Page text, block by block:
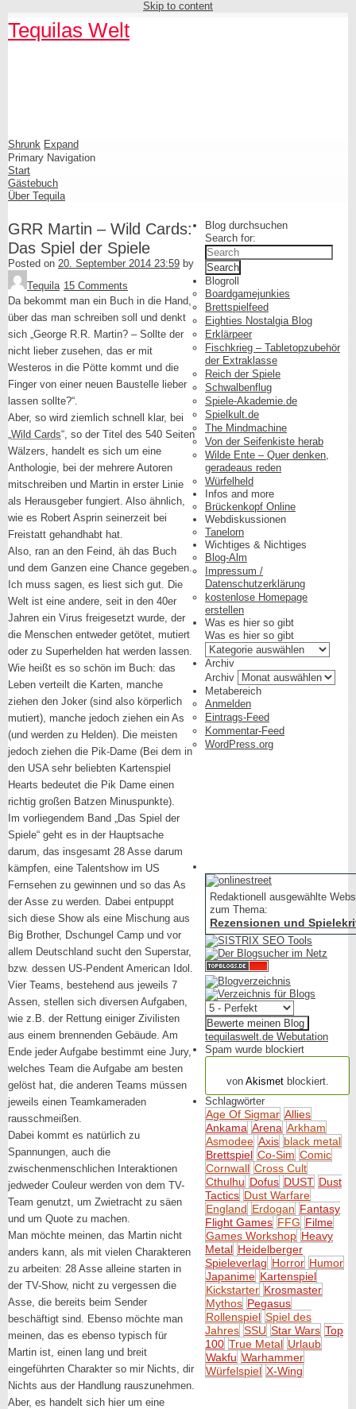
Skip to content
Tequilas Welt
Shrunk Expand
Primary Navigation
Start
Gästebuch
Über Tequila
GRR Martin – Wild Cards:
Das Spiel der Spiele
Posted on 20. September 2014 23:59 by
Tequila 15 Comments
Da bekommt man ein Buch in die Hand,
über das man schreiben soll und denkt
sich „George R.R. Martin? – Sollte der
nicht lieber zusehen, das er mit
Westeros in die Pötte kommt und die
Finger von einer neuen Baustelle lieber
lassen sollte?“.
Aber, so wird ziemlich schnell klar, bei
Wild Cards“, so der Titel des 540 Seiten
Wälzers, handelt es sich um eine
Anthologie, bei der mehrere Autoren
mitschreiben und Martin in erster Linie
als Herausgeber fungiert. Also ähnlich,
wie es Robert Asprin seinerzeit bei
Freistatt gehandhabt hat.
Also, ran an den Feind, äh das Buch
und dem Ganzen eine Chance gegeben.
Ich muss sagen, es liest sich gut. Die
Welt ist eine andere, seit in den 40er
Jahren ein Virus freigesetzt wurde, der
die Menschen entweder getötet, mutiert
oder zu Superhelden hat werden lassen.
Wie heißt es so schön im Buch: das
Leben verteilt die Karten, manche
ziehen den Joker (sind also körperlich
mutiert), manche jedoch ziehen ein As
(und werden zu Helden). Die meisten
jedoch ziehen die Pik-Dame (Bei dem in
den USA sehr beliebten Kartenspiel
Hearts bedeutet die Pik Dame einen
richtig großen Batzen Minuspunkte).
Im vorliegendem Band „Das Spiel der
Spiele“ geht es in der Hauptsache
darum, das insgesamt 28 Asse darum
kämpfen, eine Talentshow im US
Fernsehen zu gewinnen und so das As
der Asse zu werden. Dabei entpuppt
sich diese Show als eine Mischung aus
Big Brother, Dschungel Camp und vor
allem Deutschland sucht den Superstar,
bzw. dessen US-Pendent American Idol.
Vier Teams, bestehend aus jeweils 7
Assen, stellen sich diversen Aufgaben,
wie z.B. der Rettung einiger Zivilisten
aus einem brennenden Gebäude. Am
Ende jeder Aufgabe bestimmt eine Jury,
welches Team die Aufgabe am besten
gelöst hat, die anderen Teams müssen
jeweils einen Teamkameraden
rausschmeißen.
Dabei kommt es natürlich zu
Spannungen, auch die
zwischenmenschlichen Interaktionen
jedweder Couleur werden von dem TV-
Team genutzt, um Zwietracht zu säen
und um Quote zu machen.
Man möchte meinen, das Martin nicht
anders kann, als mit vielen Charakteren
zu arbeiten: 28 Asse alleine starten in
der TV-Show, nicht zu vergessen die
Asse, die bereits beim Sender
beschäftigt sind. Ebenso möchte man
meinen, das es ebenso typisch für
Martin ist, einen lang und breit
eingeführten Charakter so mir Nichts, dir
Nichts aus der Handlung rauszunehmen.
Aber, es handelt sich hier um eine
Blog durchsuchen
Search for:
Blogroll
Boardgamejunkies
Brettspielfeed
Eighties Nostalgia Blog
Erklärpeer
Fischkrieg – Tabletopzubehör
der Extraklasse
Reich der Spiele
Schwalbenflug
Spiele-Akademie.de
Spielkult.de
The Mindmachine
Von der Seifenkiste herab
Wilde Ente – Quer denken,
geradeaus reden
Würfelheld
Infos and more
Brückenkopf Online
Webdiskussionen
Tanelorn
Wichtiges & Nichtiges
Blog-Alm
Impressum /
Datenschutzerklärung
kostenlose Homepage
erstellen
Was es hier so gibt
Was es hier so gibt
Archiv
Archiv
Metabereich
Anmelden
Eintrags-Feed
Kommentar-Feed
WordPress.org
Redaktionell ausgewählte
zum Thema:
Rezensionen und
tequilaswelt.de Webutation
Spam wurde blockiert
von Akismetblockiert.
Schlagwörter
Age Of Sigmar Allies
Ankama Arena Arkham
Asmodee Axis black metal
Brettspiel Co-Sim Comic
Cornwall Cross Cult
Cthulhu Dofus DUST Dust
Tactics Dust Warfare
England Erdogan Fantasy
Flight Games FFG Filme
Games Workshop Heavy
Metal Heidelberger
Spieleverlag Horror Humor
Japanime Kartenspiel
Kickstarter Krosmaster
Mythos Pegasus
Rollenspiel Spiel des
Jahres SSU Star Wars Top
100 True Metal Urlaub
Wakfu Warhammer
Würfelspiel X-Wing